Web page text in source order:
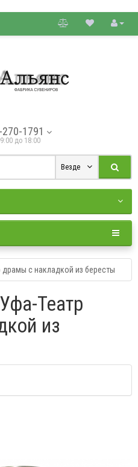
1791
до 18:00
Везде
с накладкой из бересты
Театр
из